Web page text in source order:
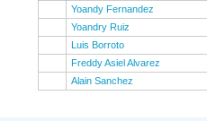
Yoandy Fernandez
Yoandry Ruiz
Luis Borroto
Freddy Asiel Alvarez
Alain Sanchez